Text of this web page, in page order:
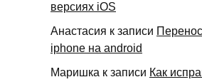
версиях iOS
Анастасия к записи
iphone на android
Маришка к записи Как